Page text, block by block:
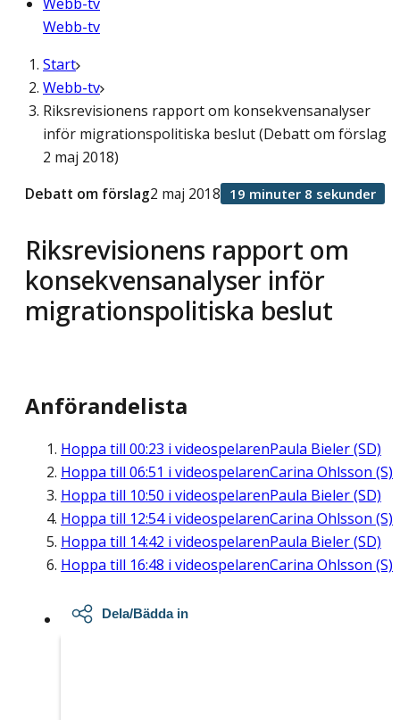
Webb-tv
Start
Webb-tv
Riksrevisionens rapport om konsekvensanalyser
inför migrationspolitiska beslut (Debatt om förslag
2 maj 2018)
Riksrevisionens rapport om
konsekvensanalyser inför
migrationspolitiska beslut
Debatt om förslag2 maj 2018 19 minuter 8 sekunder
Anförandelista
Hoppa till 00:23 i videospelarenPaula Bieler (SD)
Hoppa till 06:51 i videospelarenCarina Ohlsson (S)
Hoppa till 10:50 i videospelarenPaula Bieler (SD)
Hoppa till 12:54i videospelarenCarina Ohlsson (S)
Hoppa till 14:42 i videospelarenPaula Bieler (SD)
Hoppa till 16:48 i videospelarenCarina Ohlsson (S)
Dela/Bädda in